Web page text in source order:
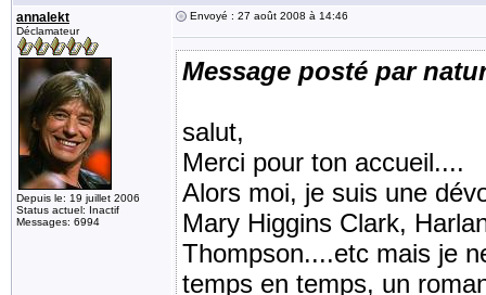
annalekt
Déclamateur
Depuis le: 19 juillet 2006
Status actuel: Inactif
Messages: 6994
Envoyé : 27 août 2008 à 14:46
Message posté par
salut,
Merci pour ton accueil....
Alors moi, je suis une
Mary Higgins Clark,
Thompson....etc mais je
temps en temps, un